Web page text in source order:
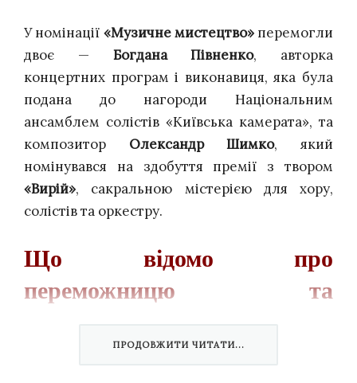
У номінації «Музичне мистецтво» перемогли
двоє —
Богдана Півненко, авторка
концертних програм і виконавиця, яка була
подана до нагороди Національним
ансамблем солістів «Київська камерата», та
композитор Олександр Шимко, який
номінувався на здобуття премії з твором
«Вирій», сакральною містерією для хору,
солістів та оркестру.
Що відомо про
переможницю та
ПРОДОВЖИТИ ЧИТАТИ...